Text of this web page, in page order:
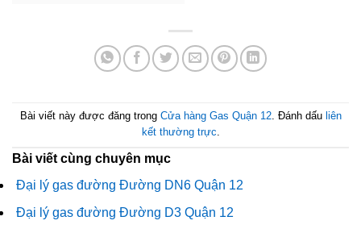
Bài viết này được đăng trong Cửa hàng Gas Quận 12. Đánh dấu liên
kết thường trực
Bài viết cùng chuyên mục
Đại lý gas đường Đường DN6 Quận 12
Đại lý gas đường Đường D3 Quận 12